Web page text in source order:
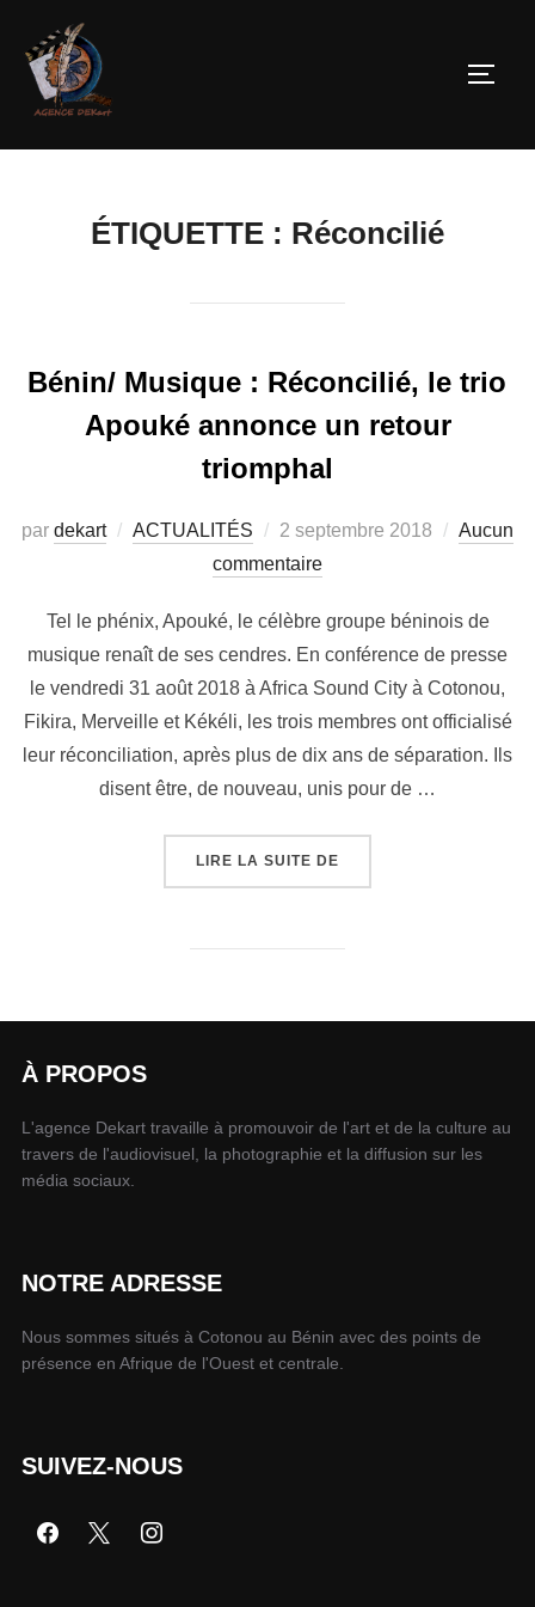
ÉTIQUETTE : Réconcilié
Bénin/ Musique : Réconcilié, le trio
Apouké annonce un retour
triomphal
par dekart ACTUALITÉS 2 septembre 2018
Aucun
commentaire
Tel le phénix, Apouké, le célèbre groupe béninois de
musique renaît de ses cendres. En conférence de presse
le vendredi 31 août 2018 à Africa Sound City à Cotonou,
Fikira, Merveille et Kékéli, les trois membres ont officialisé
leur réconciliation, après plus de dix ans de séparation. Ils
disent être, de nouveau, unis pour de …
LIRE LA SUITE DE
À PROPOS
L'agence Dekart travaille à promouvoir de l'art et de la culture au
travers de l'audiovisuel, la photographie et la diffusion sur les
média sociaux.
NOTRE ADRESSE
Nous sommes situés à Cotonou au Bénin avec des points de
présence en Afrique de l'Ouest et centrale.
SUIVEZ-NOUS